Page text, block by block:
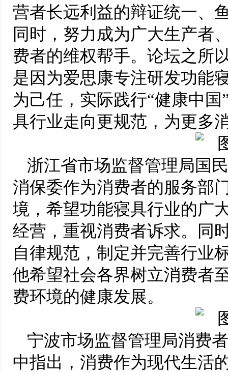
营者长远利益的辩证统一、
同时，努力成为广大生产者
费者的维权帮手。论坛之所
是因为爱思康专注研发功能
为己任，实际践行“健康中
具行业走向更规范，为更多
浙江省市场监督管理局国
消保委作为消费者的服务部
境，希望功能寝具行业的广
经营，重视消费者诉求。同
自律规范，制定并完善行业
他希望社会各界树立消费者
费环境的健康发展。
宁波市场监督管理局消费
中指出，消费作为现代生活